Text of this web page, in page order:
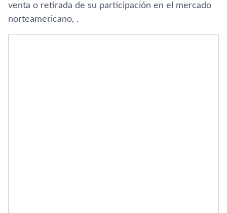
venta o retirada de su participación en el mercado
norteamericano, .